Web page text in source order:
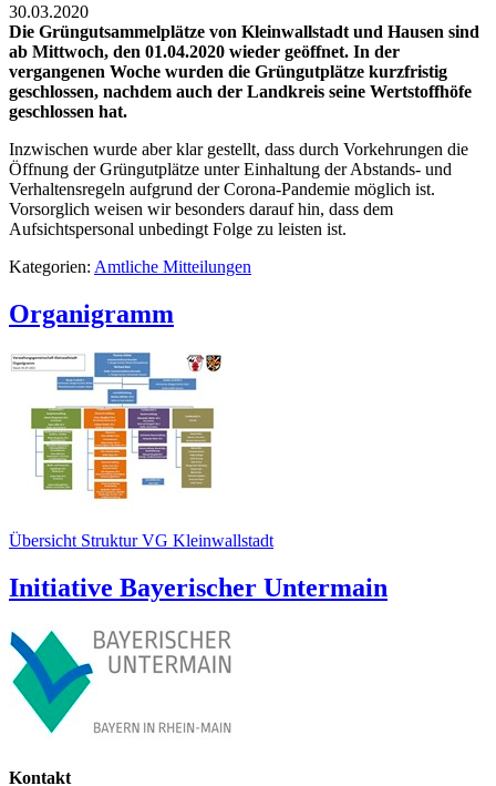
30.03.2020
Die Grüngutsammelplätze von Kleinwallstadt und Hausen sind
ab Mittwoch, den 01.04.2020 wieder geöffnet. In der
vergangenen Woche wurden die Grüngutplätze kurzfristig
geschlossen, nachdem auch der Landkreis seine Wertstoffhöfe
geschlossen hat.
Inzwischen wurde aber klar gestellt, dass durch Vorkehrungen die
Öffnung der Grüngutplätze unter Einhaltung der Abstands- und
Verhaltensregeln aufgrund der Corona-Pandemie möglich ist.
Vorsorglich weisen wir besonders darauf hin, dass dem
Aufsichtspersonal unbedingt Folge zu leisten ist.
Kategorien: Amtliche Mitteilungen
Organigramm
Übersicht Struktur VG Kleinwallstadt
Initiative Bayerischer Untermain
Kontakt